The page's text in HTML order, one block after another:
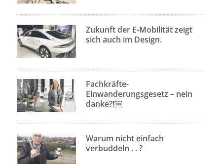
Zukunft der E-Mobilität zeigt
sich auch im Design.
Fachkräfte-
Einwanderungsgesetz – nein
danke?!￼
Warum nicht einfach
verbuddeln . . ?